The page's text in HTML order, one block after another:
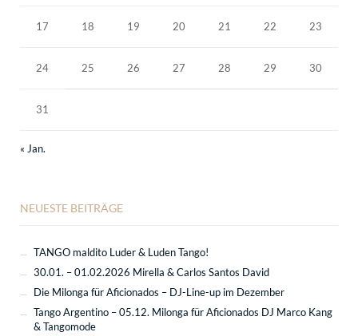
17 18 19 20 21 22 23
24 25 26 27 28 29 30
31
« Jan.
NEUESTE BEITRÄGE
TANGO maldito Luder & Luden Tango!
30.01. – 01.02.2026 Mirella & Carlos Santos David
Die Milonga für Aficionados – DJ-Line-up im Dezember
Tango Argentino – 05.12. Milonga für Aficionados DJ Marco Kang
& Tangomode